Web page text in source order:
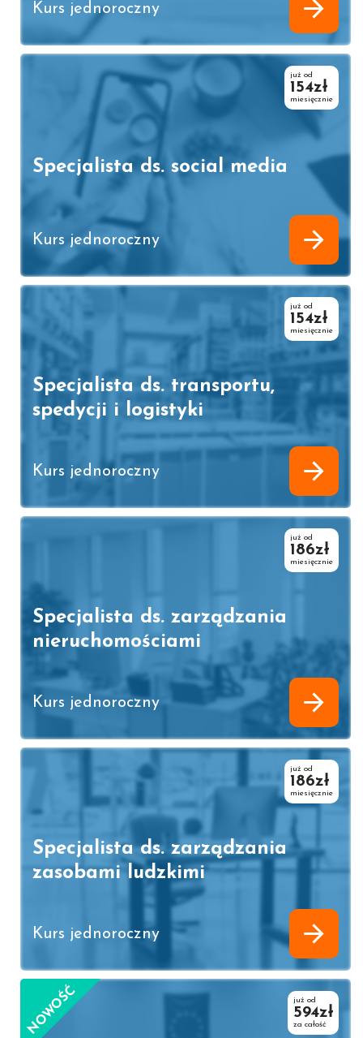
Kurs jednoroczny
już od
154zł
miesięcznie
Specjalista ds. social media
Kurs jednoroczny
już od
154zł
miesięcznie
Specjalista ds. transportu,
spedycji i logistyki
Kurs jednoroczny
już od
186zł
miesięcznie
Specjalista ds. zarządzania
nieruchomościami
Kurs jednoroczny
już od
186zł
miesięcznie
Specjalista ds. zarządzania
zasobami ludzkimi
Kurs jednoroczny
NOWOŚĆ już od
594zł
za całość